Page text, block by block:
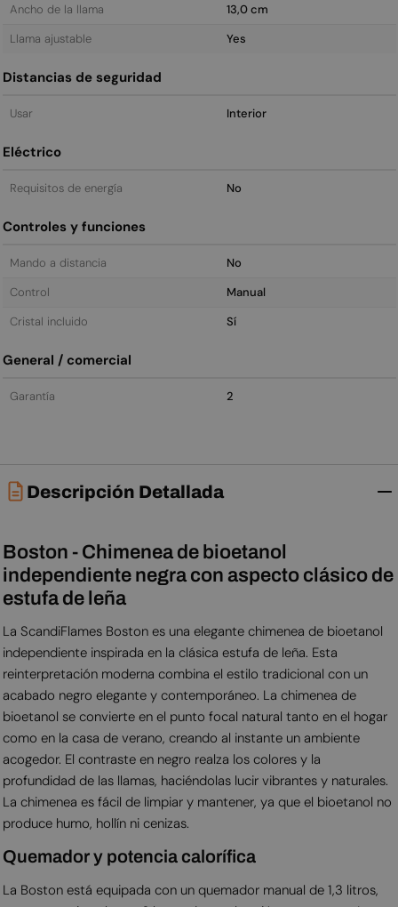
Ancho de la llama
13,0 cm
Llama ajustable
Yes
Distancias de seguridad
Usar Interior
Eléctrico
Requisitos de energía No
Controles y funciones
Mando a distancia
No
Control
Manual
Cristal incluido
Sí
General / comercial
Garantía 2
Descripción Detallada
Boston - Chimenea de bioetanol
independiente negra con aspecto clásico de
estufa de leña
La ScandiFlames Boston es una elegante chimenea de bioetanol
independiente inspirada en la clásica estufa de leña. Esta
reinterpretación moderna combina el estilo tradicional con un
acabado negro elegante y contemporáneo. La chimenea de
bioetanol se convierte en el punto focal natural tanto en el hogar
como en la casa de verano, creando al instante un ambiente
acogedor. El contraste en negro realza los colores y la
profundidad de las llamas, haciéndolas lucir vibrantes y naturales.
La chimenea es fácil de limpiar y mantener, ya que el bioetanol no
produce humo, hollín ni cenizas.
Quemador y potencia calorífica
La Boston está equipada con un quemador manual de 1,3 litros,